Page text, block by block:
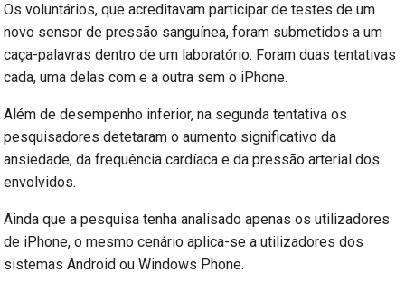
Os voluntários, que acreditavam participar de testes de um
novo sensor de pressão sanguínea, foram submetidos a um
caça-palavras dentro de um laboratório. Foram duas tentativas
cada, uma delas com e a outra sem o iPhone.
Além de desempenho inferior, na segunda tentativa os
pesquisadores detetaram o aumento significativo da
ansiedade, da frequência cardíaca e da pressão arterial dos
envolvidos.
Ainda que a pesquisa tenha analisado apenas os utilizadores
de iPhone, o mesmo cenário aplica-se a utilizadores dos
sistemas Android ou Windows Phone.